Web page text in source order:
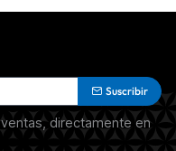
Suscribir
directamente en